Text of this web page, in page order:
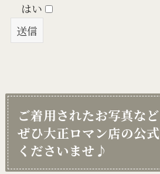
はい
ご着用されたお写真な
ぜひ大正ロマン店の公
くださいませ♪